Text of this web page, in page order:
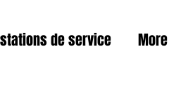
de service More